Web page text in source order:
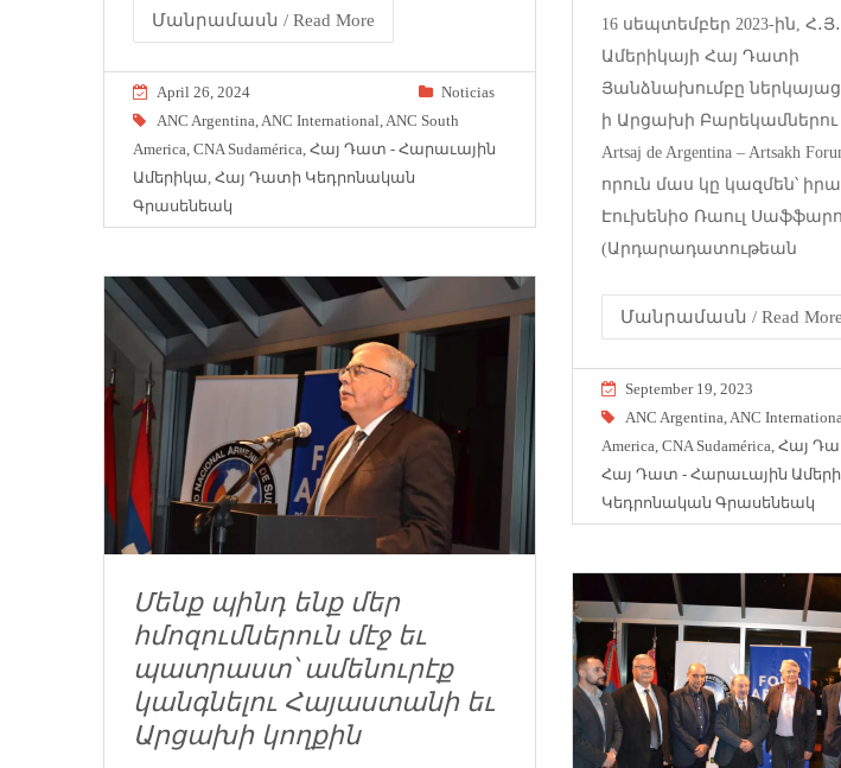
Մանրամասն / Read More
April 26, 2024
Noticias
ANC Argentina ANC International ANC South
America CNA Sudamérica Հայ Դատ - Հարաւային
Ամերիկա Հայ Դատի Կեդրոնական
Գրասենեակ
16 սեպտեմբեր 2023-ին,
Ամերիկայի Հայ Դատի
Յանձնախումբը
ի Արցախի Բարեկամներու
Artsaj de Argentina – Artsakh
որուն մաս կը կազմեն՝
Էուխենիօ Ռաուլ
(Արդարադատութեան
Մանրամասն / Read More
September 19, 2023
ANC Argentina ANC
America CNA Sudamérica Հայ
Հայ Դատ - Հարաւային
Կեդրոնական Գրասենեակ
Մենք պինդ ենք մեր
հմոզումներուն մէջ եւ
պատրաստ՝ ամենուրէք
կանգնելու Հայաստանի եւ
Արցախի կողքին